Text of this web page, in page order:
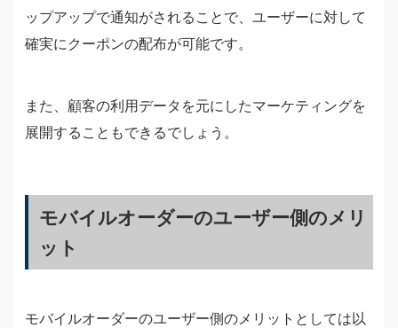
ップアップで通知がされることで、ユーザーに対して
確実にクーポンの配布が可能です。
また、顧客の利用データを元にしたマーケティングを
展開することもできるでしょう。
モバイルオーダーのユーザー側のメリ
ット
モバイルオーダーのユーザー側のメリットとしては以